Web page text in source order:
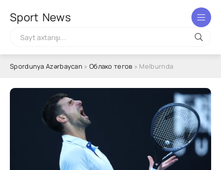
Sport News
Spordunya Azərbaycan » Облако тегов » Melburnda